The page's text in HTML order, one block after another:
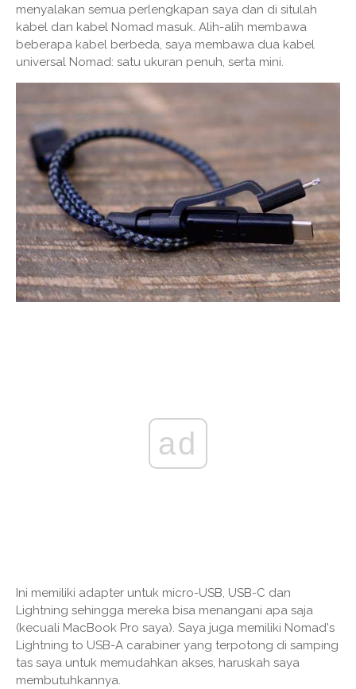
menyalakan semua perlengkapan saya dan di situlah
kabel dan kabel Nomad masuk. Alih-alih membawa
beberapa kabel berbeda, saya membawa dua kabel
universal Nomad: satu ukuran penuh, serta mini.
ad
Ini memiliki adapter untuk micro-USB, USB-C dan
Lightning sehingga mereka bisa menangani apa saja
(kecuali MacBook Pro saya). Saya juga memiliki Nomad's
Lightning to USB-A carabiner yang terpotong di samping
tas saya untuk memudahkan akses, haruskah saya
membutuhkannya.